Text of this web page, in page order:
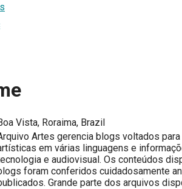
Vista, Roraima, Brazil
Artes gerencia blogs voltados
em várias linguagens e
e audiovisual. Os conteúdos
foram conferidos cuidadosamente
Grande parte dos arquivos